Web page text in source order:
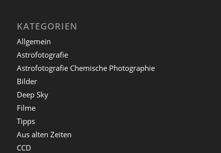
KATEGORIEN
Allgemein
Astrofotografie
Astrofotografie Chemische Photographie
Bilder
Deep Sky
Filme
Tipps
Aus alten Zeiten
CCD